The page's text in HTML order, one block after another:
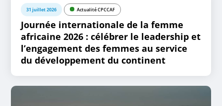
31 juillet 2026 Actualité CPCCAF
Journée internationale de la femme
africaine 2026 : célébrer le leadership et
l’engagement des femmes au service
du développement du continent